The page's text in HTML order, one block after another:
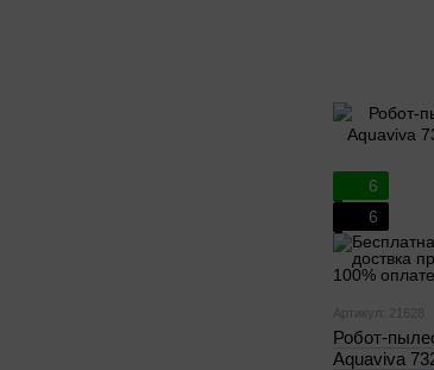
6
6
Артикул: 21628
Робот-
Aquaviva